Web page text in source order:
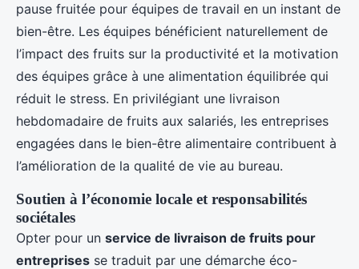
pause fruitée pour équipes de travail en un instant de
bien-être. Les équipes bénéficient naturellement de
l’impact des fruits sur la productivité et la motivation
des équipes grâce à une alimentation équilibrée qui
réduit le stress. En privilégiant une livraison
hebdomadaire de fruits aux salariés, les entreprises
engagées dans le bien-être alimentaire contribuent à
l’amélioration de la qualité de vie au bureau.
Soutien à l’économie locale et responsabilités
sociétales
Opter pour un service de livraison de fruits pour
entreprises se traduit par une démarche éco-